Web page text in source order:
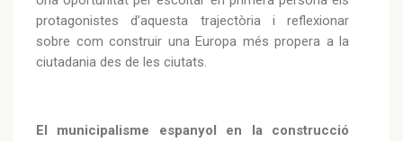
protagonistes d’aquesta trajectòria i reflexionar
sobre com construir una Europa més propera a la
ciutadania des de les ciutats.
El municipalisme espanyol en la construcció